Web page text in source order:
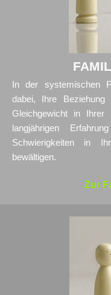
In der systemischen
dabei,
Ihre
Gleichgewicht in Ihrer
langjährigen
Schwierigkeiten in
bewältigen.
Zur